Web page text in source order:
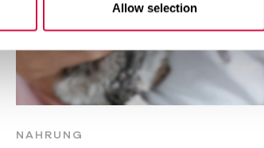
Allow selection
NAHRUNG